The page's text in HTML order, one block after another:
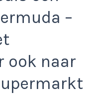
–
ook naar